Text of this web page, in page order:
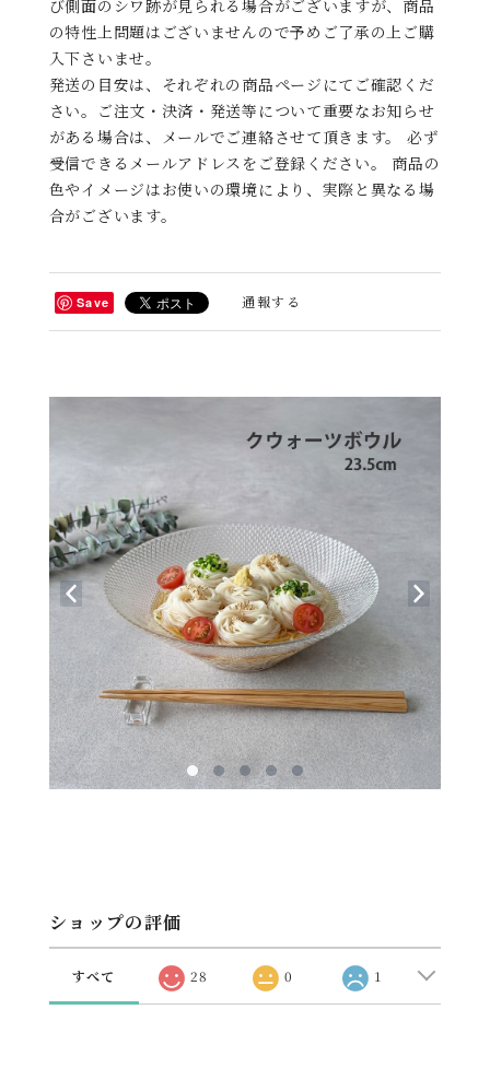
び側面のシワ跡が見られる場合がございますが、商品
の特性上問題はございませんので予めご了承の上ご購
入下さいませ。
発送の目安は、それぞれの商品ページにてご確認くだ
さい。ご注文・決済・発送等について重要なお知らせ
がある場合は、メールでご連絡させて頂きます。 必ず
受信できるメールアドレスをご登録ください。 商品の
色やイメージはお使いの環境により、実際と異なる場
合がございます。
Save 通報する
ショップの評価
すべて 28 0 1